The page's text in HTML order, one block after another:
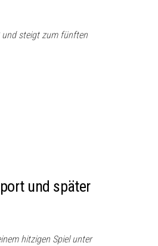
und steigt zum fünften
und später
hitzigen Spiel unter